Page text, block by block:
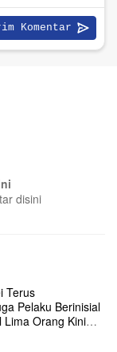
disini
Terus
Pelaku Berinisial
Lima Orang Kini